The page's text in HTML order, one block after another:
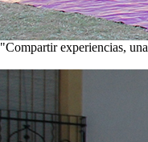
"Compartir experiencias,